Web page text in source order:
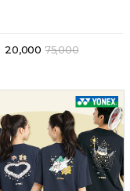
20,000 75,000